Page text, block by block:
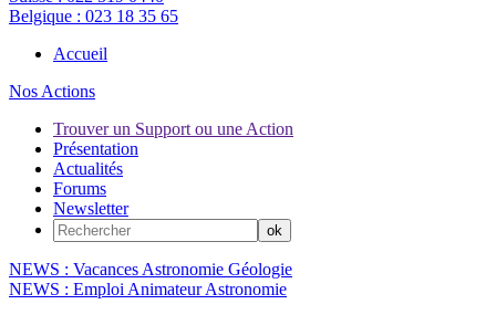
Belgique : 023 18 35 65
Accueil
Nos Actions
Trouver un Support ou une Action
Présentation
Actualités
Forums
Newsletter
NEWS : Vacances Astronomie Géologie
NEWS : Emploi Animateur Astronomie